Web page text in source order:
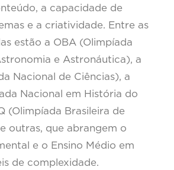
a capacidade de
e a criatividade. Entre as
estão a OBA (Olimpíada
e Astronáutica), a
Nacional de Ciências), a
Nacional em História do
(Olimpíada Brasileira de
outras, que abrangem o
e o Ensino Médio em
de complexidade.